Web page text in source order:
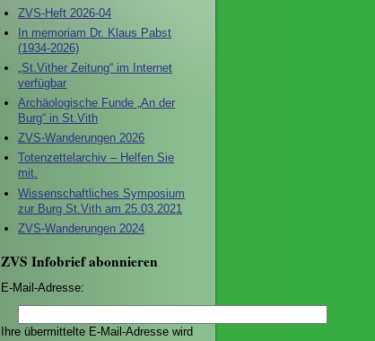
ZVS-Heft 2026-04
In memoriam Dr. Klaus Pabst
(1934-2026)
„St.Vither Zeitung“ im Internet
verfügbar
Archäologische Funde „An der
Burg“ in St.Vith
ZVS-Wanderungen 2026
Totenzettelarchiv – Helfen Sie
mit.
Wissenschaftliches Symposium
zur Burg St.Vith am 25.03.2021
ZVS-Wanderungen 2024
ZVS Infobrief abonnieren
E-Mail-Adresse:
Ihre übermittelte E-Mail-Adresse wird